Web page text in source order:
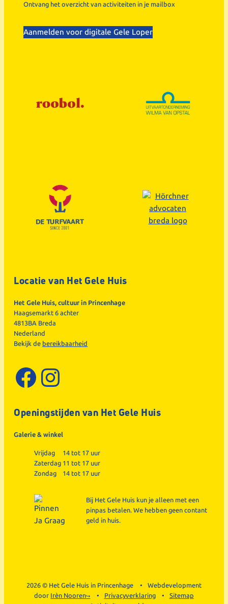
Ontvang het overzicht van activiteiten in je mailbox
Aanmelden voor digitale Gele Loper
Locatie van Het Gele Huis
Het Gele Huis, cultuur in Princenhage
Haagsemarkt 6 achter
4813BA Breda
Nederland
Bekijk de bereikbaarheid
Facebook
Instagram
Openingstijden van Het Gele Huis
Galerie & winkel
Vrijdag
14 tot 17 uur
Zaterdag 11 tot 17 uur
Zondag
14 tot 17 uur
Bij Het Gele Huis kun je alleen met een
pinpas betalen. We hebben geen contant
geld in huis.
2026 © Het Gele Huis in Princenhage
Webdevelopment
door Irèn Nooren Privacyverklaring
Sitemap